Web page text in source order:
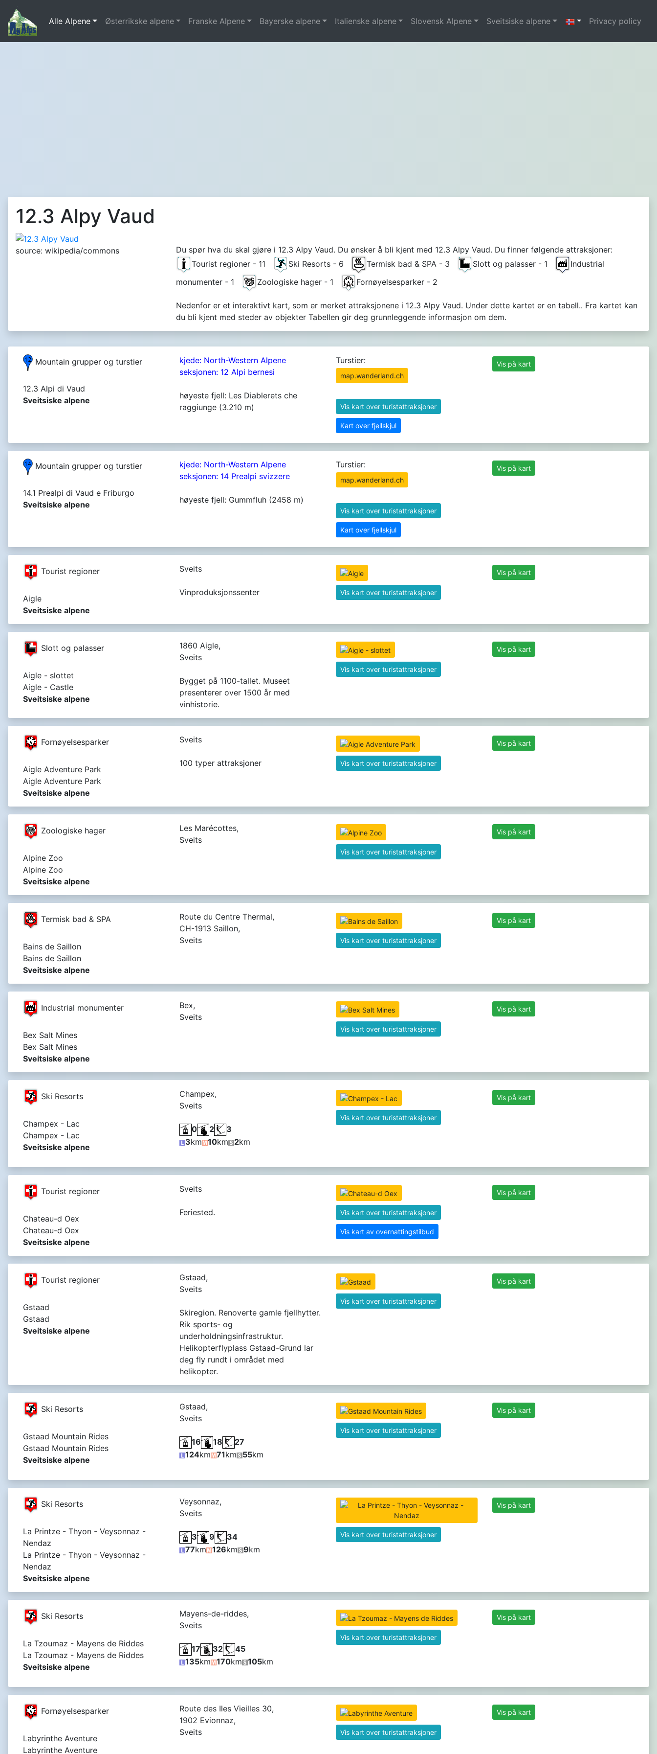
Alle Alpene Østerrikske alpene Franske Alpene Bayerske alpene Italienske alpene Slovensk Alpene Sveitsiske alpene Privacy policy
12.3 Alpy Vaud
source: wikipedia/commons
Du spør hva du skal gjøre i 12.3 Alpy Vaud. Du ønsker å bli kjent med 12.3 Alpy Vaud. Du finner følgende attraksjoner:
Tourist regioner - 11
Ski Resorts - 6 Termisk bad & SPA - 3 Slott og palasser - 1
Industrial
monumenter - 1
Zoologiske hager - 1 Fornøyelsesparker - 2
Nedenfor er et interaktivt kart, som er merket attraksjonene i 12.3 Alpy Vaud. Under dette kartet er en tabell.. Fra kartet kan
du bli kjent med steder av objekter Tabellen gir deg grunnleggende informasjon om dem.
Mountain grupper og turstier
12.3 Alpi di Vaud
Sveitsiske alpene
kjede: North-Western Alpene
seksjonen: 12 Alpi bernesi
høyeste fjell: Les Diablerets che
raggiunge (3.210 m)
Turstier:
map.wanderland.ch
Vis kart over turistattraksjoner
Kart over fjellskjul
Vis på kart
Mountain grupper og turstier
14.1 Prealpi di Vaud e Friburgo
Sveitsiske alpene
kjede: North-Western Alpene
seksjonen: 14 Prealpi svizzere
høyeste fjell: Gummfluh (2458 m)
Turstier:
map.wanderland.ch
Vis kart over turistattraksjoner
Kart over fjellskjul
Vis på kart
Tourist regioner
Aigle
Sveitsiske alpene
Sveits
Vinproduksjonssenter Vis kart over turistattraksjoner
Vis på kart
Slott og palasser
Aigle - slottet
Aigle - Castle
Sveitsiske alpene
1860 Aigle,
Sveits
Bygget på 1100-tallet. Museet
presenterer over 1500 år med
vinhistorie.
Vis kart over turistattraksjoner
Vis på kart
Fornøyelsesparker
Aigle Adventure Park
Aigle Adventure Park
Sveitsiske alpene
Sveits
100 typer attraksjoner Vis kart over turistattraksjoner
Vis på kart
Zoologiske hager
Alpine Zoo
Alpine Zoo
Sveitsiske alpene
Les Marécottes,
Sveits
Vis kart over turistattraksjoner
Vis på kart
Termisk bad & SPA
Bains de Saillon
Bains de Saillon
Sveitsiske alpene
Route du Centre Thermal,
CH-1913 Saillon,
Sveits
Vis kart over turistattraksjoner
Vis på kart
Industrial monumenter
Bex Salt Mines
Bex Salt Mines
Sveitsiske alpene
Bex,
Sveits
Vis kart over turistattraksjoner
Vis på kart
Ski Resorts
Champex - Lac
Champex - Lac
Sveitsiske alpene
Champex,
Sveits
0 2
3
3km 10km 2km
Vis kart over turistattraksjoner
Vis på kart
Tourist regioner
Chateau-d Oex
Chateau-d Oex
Sveitsiske alpene
Sveits
Feriested. Vis kart over turistattraksjoner
Vis kart av overnattingstilbud
Vis på kart
Tourist regioner
Gstaad
Gstaad
Sveitsiske alpene
Gstaad,
Sveits
Skiregion. Renoverte gamle fjellhytter.
Rik sports- og
underholdningsinfrastruktur.
Helikopterflyplass Gstaad-Grund lar
deg fly rundt i området med
helikopter.
Vis kart over turistattraksjoner
Vis på kart
Ski Resorts
Gstaad Mountain Rides
Gstaad Mountain Rides
Sveitsiske alpene
Gstaad,
Sveits
16 18
27
124km 71km 55km
Vis kart over turistattraksjoner
Vis på kart
Ski Resorts
La Printze - Thyon - Veysonnaz -
Nendaz
La Printze - Thyon - Veysonnaz -
Nendaz
Sveitsiske alpene
Veysonnaz,
Sveits
3 9
34
77km 126km 9km
Vis kart over turistattraksjoner
Vis på kart
Ski Resorts
La Tzoumaz - Mayens de Riddes
La Tzoumaz - Mayens de Riddes
Sveitsiske alpene
Mayens-de-riddes,
Sveits
17 32
45
135km 170km 105km
Vis kart over turistattraksjoner
Vis på kart
Fornøyelsesparker
Labyrinthe Aventure
Labyrinthe Aventure
Route des Iles Vieilles 30,
1902 Evionnaz,
Sveits
Vis kart over turistattraksjoner
Vis på kart